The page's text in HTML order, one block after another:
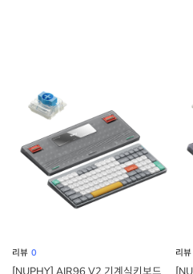
리뷰 0
[NUPHY] AIR96 V2 기계식키보드
리뷰